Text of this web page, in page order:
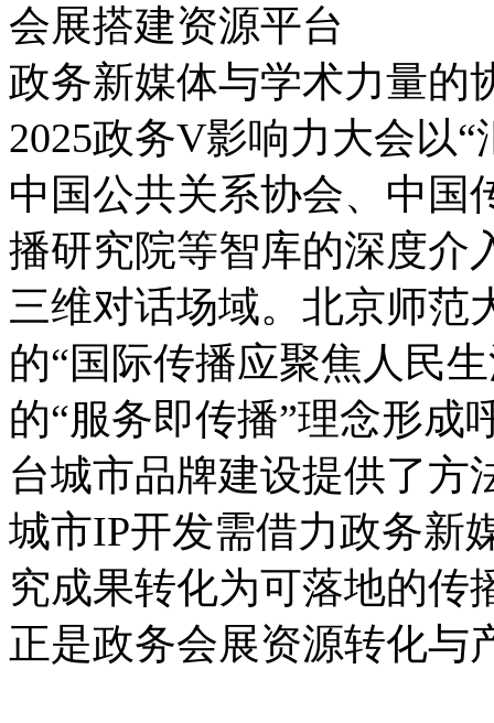
会展搭建资源平台
政务新媒体与学术力量的
2025政务V影响力大会以“
中国公共关系协会、中国
播研究院等智库的深度介
三维对话场域。北京师范
的“国际传播应聚焦人民
的“服务即传播”理念形成
台城市品牌建设提供了方
城市IP开发需借力政务新
究成果转化为可落地的传
正是政务会展资源转化与